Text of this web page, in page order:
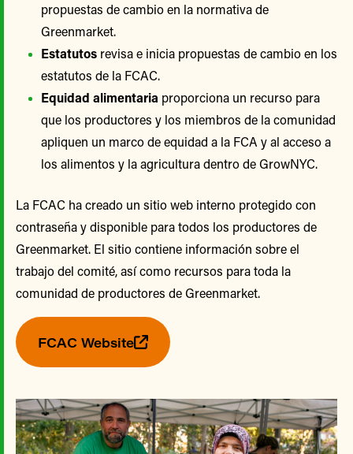
propuestas de cambio en la normativa de
Greenmarket.
Estatutos revisa e inicia propuestas de cambio en los
estatutos de la FCAC.
Equidad alimentaria proporciona un recurso para
que los productores y los miembros de la comunidad
apliquen un marco de equidad a la FCA y al acceso a
los alimentos y la agricultura dentro de GrowNYC.
La FCAC ha creado un sitio web interno protegido con
contraseña y disponible para todos los productores de
Greenmarket. El sitio contiene información sobre el
trabajo del comité, así como recursos para toda la
comunidad de productores de Greenmarket.
FCAC Website